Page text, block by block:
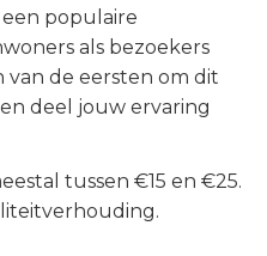
een populaire
als bezoekers
van de eersten om dit
deel jouw ervaring
tussen €15 en €25.